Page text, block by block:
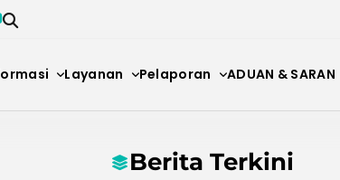
Layanan Pelaporan ADUAN & SARAN
Berita Terkini